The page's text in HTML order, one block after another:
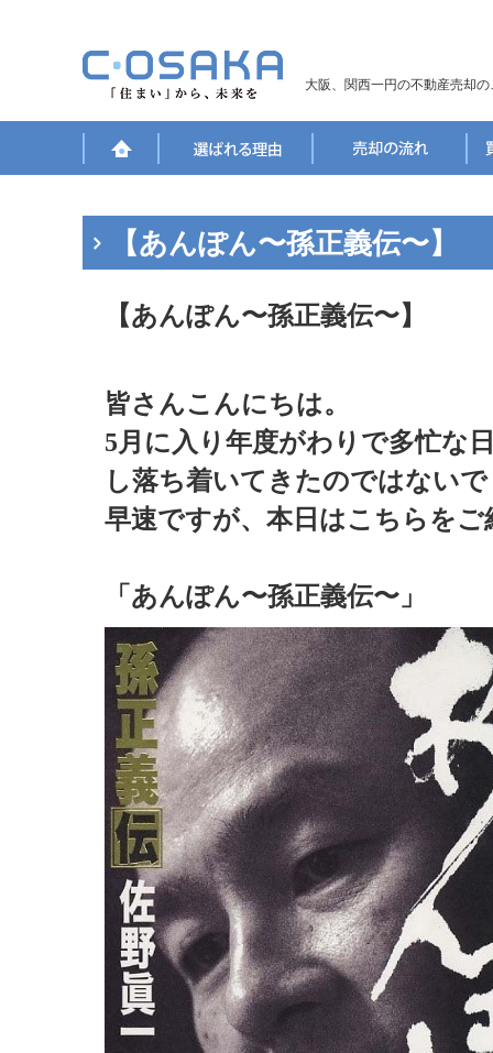
大阪、関西一円の不動産売却
【あんぽん〜孫正義伝〜】
【あんぽん〜孫正義伝〜】
皆さんこんにちは。
5月に入り年度がわりで多忙な
し落ち着いてきたのではない
早速ですが、本日はこちらを
「あんぽん〜孫正義伝〜」